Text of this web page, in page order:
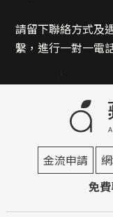
請留下聯絡方式及
繫，進行一對一電
金流申請
免費